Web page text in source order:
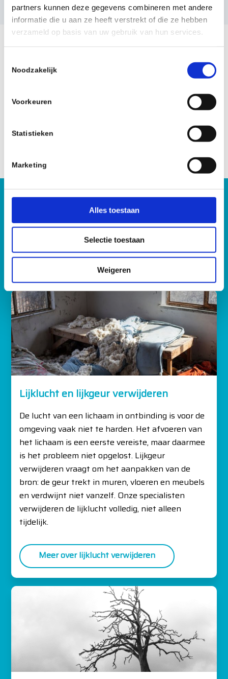
partners kunnen deze gegevens combineren met andere
informatie die u aan ze heeft verstrekt of die ze hebben
verzameld op basis van uw gebruik van hun services.
e
Noodzakelijk
Voorkeuren
Statistieken
Marketing
Alles toestaan
Selectie toestaan
Weigeren
Calamiteitenreiniging of
specialistische reiniging?
Gaat het om een bijzondere maar minder beladen
klus, zoals waterschade, ontruiming, hoarding of
reinigingin. Twijfelt u welke hulp u nodig heeft? Bel
12B Clean voor al uw
schoonmaakwensen
Met een kwalitatief aanbod van álle voorkomende
schoonmaakwerkzaamheden. Van de basics tot het
extreme. En alles wat daartussenin zit.
Lijklucht en lijkgeur verwijderen
De lucht van een lichaam in ontbinding is voor de
omgeving vaak niet te harden. Het afvoeren van
het lichaam is een eerste vereiste, maar daarmee
is het probleem niet opgelost. Lijkgeur
verwijderen vraagt om het aanpakken van de
bron: de geur trekt in muren, vloeren en meubels
en verdwijnt niet vanzelf. Onze specialisten
verwijderen de lijklucht volledig, niet alleen
tijdelijk.
Meer over lijklucht verwijderen